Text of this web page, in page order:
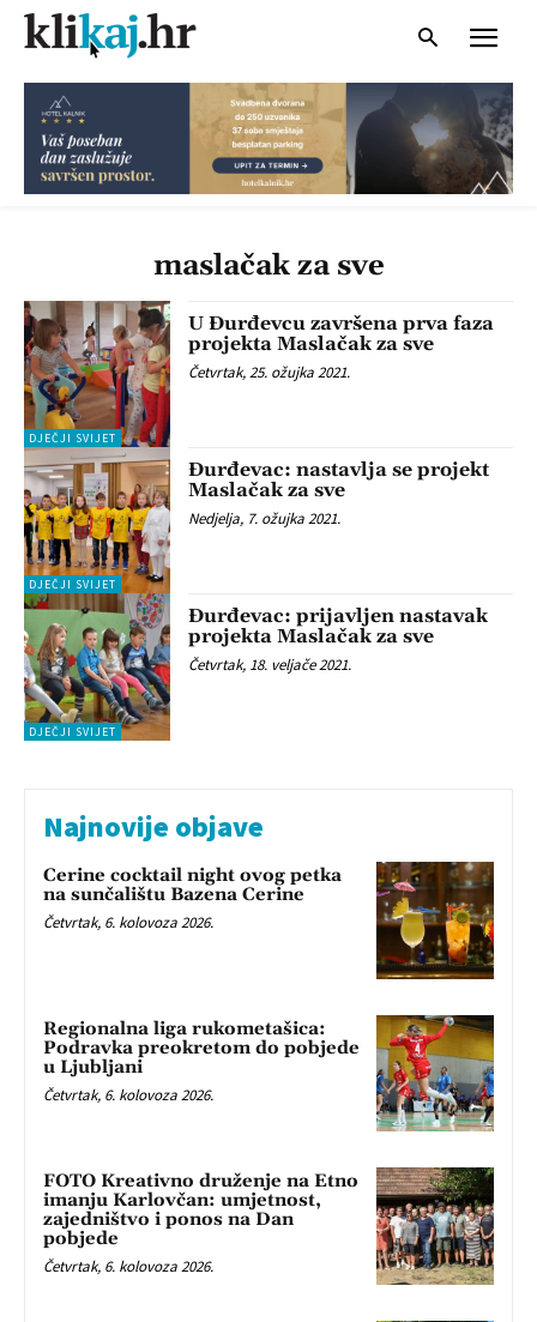
maslačak za sve
DJEČJI SVIJET
U Đurđevcu završena prva faza
projekta Maslačak za sve
Četvrtak, 25. ožujka 2021.
DJEČJI SVIJET
Đurđevac: nastavlja se projekt
Maslačak za sve
Nedjelja, 7. ožujka 2021.
DJEČJI SVIJET
Đurđevac: prijavljen nastavak
projekta Maslačak za sve
Četvrtak, 18. veljače 2021.
Najnovije objave
Cerine cocktail night ovog petka
na sunčalištu Bazena Cerine
Četvrtak, 6. kolovoza 2026.
Regionalna liga rukometašica:
Podravka preokretom do pobjede
u Ljubljani
Četvrtak, 6. kolovoza 2026.
FOTO Kreativno druženje na Etno
imanju Karlovčan: umjetnost,
zajedništvo i ponos na Dan
pobjede
Četvrtak, 6. kolovoza 2026.